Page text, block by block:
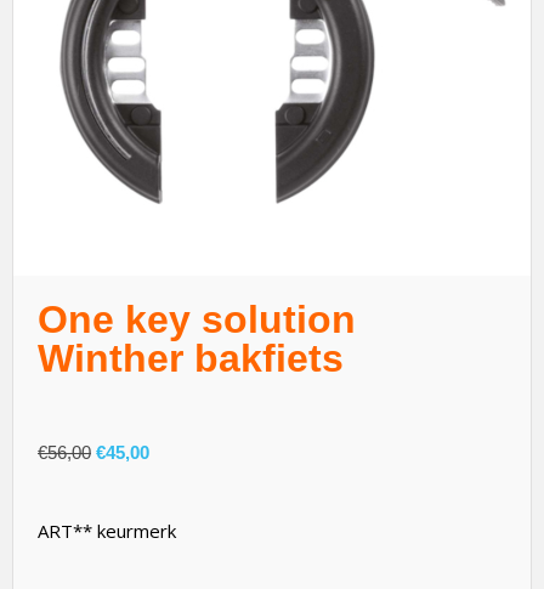
One key solution
Winther bakfiets
€56,00 €45,00
ART** keurmerk